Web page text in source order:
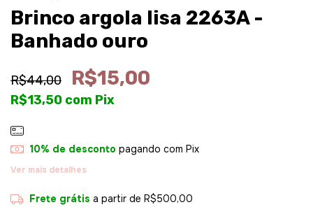
Brinco argola lisa 2263A -
Banhado ouro
R$44,00 R$15,00
R$13,50 com Pix
10% de desconto pagando com Pix
Ver mais detalhes
Frete grátis a partir de R$500,00